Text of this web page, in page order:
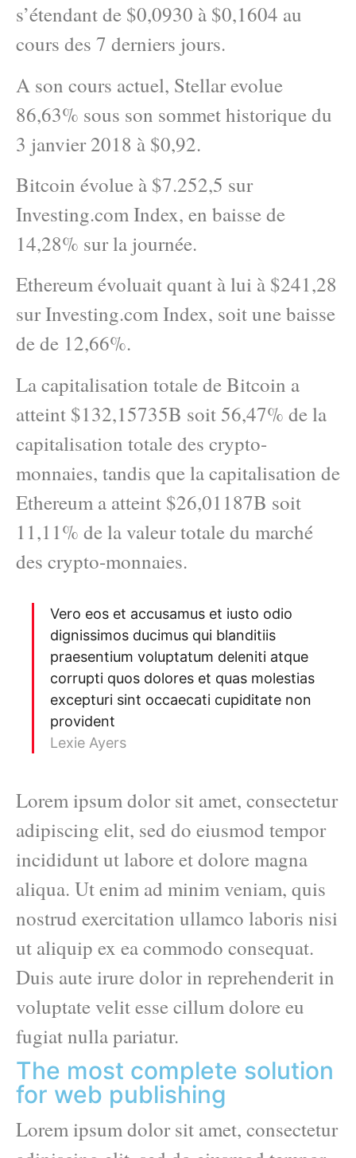
s’étendant de $0,0930 à $0,1604 au
cours des 7 derniers jours.
A son cours actuel, Stellar evolue
86,63% sous son sommet historique du
3 janvier 2018 à $0,92.
Bitcoin évolue à $7.252,5 sur
Investing.com Index, en baisse de
14,28% sur la journée.
Ethereum évoluait quant à lui à $241,28
sur Investing.com Index, soit une baisse
de de 12,66%.
La capitalisation totale de Bitcoin a
atteint $132,15735B soit 56,47% de la
capitalisation totale des crypto-
monnaies, tandis que la capitalisation de
Ethereum a atteint $26,01187B soit
11,11% de la valeur totale du marché
des crypto-monnaies.
Vero eos et accusamus et iusto odio
dignissimos ducimus qui blanditiis
praesentium voluptatum deleniti atque
corrupti quos dolores et quas molestias
excepturi sint occaecati cupiditate non
provident
Lexie Ayers
Lorem ipsum dolor sit amet, consectetur
adipiscing elit, sed do eiusmod tempor
incididunt ut labore et dolore magna
aliqua. Ut enim ad minim veniam, quis
nostrud exercitation ullamco laboris nisi
ut aliquip ex ea commodo consequat.
Duis aute irure dolor in reprehenderit in
voluptate velit esse cillum dolore eu
fugiat nulla pariatur.
The most complete solution
for web publishing
Lorem ipsum dolor sit amet, consectetur